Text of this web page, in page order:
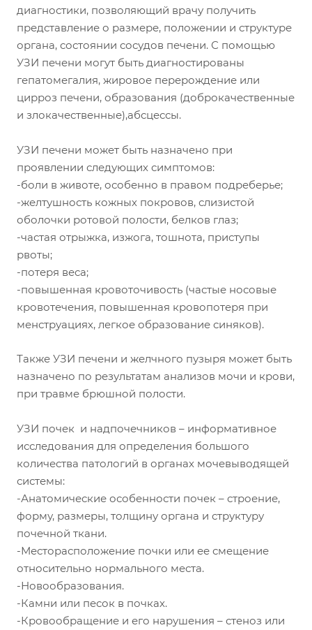
диагностики, позволяющий врачу получить
представление о размере, положении и структуре
органа, состоянии сосудов печени. С помощью
УЗИ печени могут быть диагностированы
гепатомегалия, жировое перерождение или
цирроз печени, образования (доброкачественные
и злокачественные),абсцессы.
УЗИ печени может быть назначено при
проявлении следующих симптомов:
-боли в животе, особенно в правом подреберье;
-желтушность кожных покровов, слизистой
оболочки ротовой полости, белков глаз;
-частая отрыжка, изжога, тошнота, приступы
рвоты;
-потеря веса;
-повышенная кровоточивость (частые носовые
кровотечения, повышенная кровопотеря при
менструациях, легкое образование синяков).
Также УЗИ печени и желчного пузыря может быть
назначено по результатам анализов мочи и крови,
при травме брюшной полости.
УЗИ почек и надпочечников – информативное
исследования для определения большого
количества патологий в органах мочевыводящей
системы:
-Анатомические особенности почек – строение,
форму, размеры, толщину органа и структуру
почечной ткани.
-Месторасположение почки или ее смещение
относительно нормального места.
-Новообразования.
-Камни или песок в почках.
-Кровообращение и его нарушения – стеноз или